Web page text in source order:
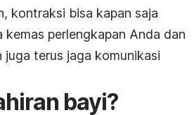
kontraksi bisa kapan saja
perlengkapan Anda dan
terus jaga komunikasi
bayi?